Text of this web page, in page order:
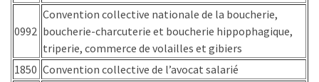
Interviews
(108)
Rubrique
0992
Convention collective nationale de la boucherie,
boucherie-charcuterie et boucherie hippophagique,
triperie, commerce de volailles et gibiers
1850 Convention collective de l’avocat salarié